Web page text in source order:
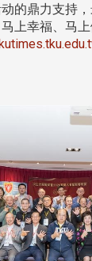
的鼎力支持
上幸福、马